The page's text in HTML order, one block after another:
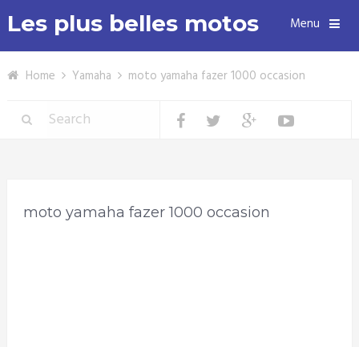
Les plus belles motos Menu
Home Yamaha moto yamaha fazer 1000 occasion
moto yamaha fazer 1000 occasion